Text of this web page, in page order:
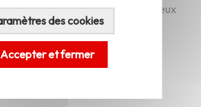
réaliste qui vous permettra de mieux
clé d'un déménagement
des cookies
Accepter et fermer